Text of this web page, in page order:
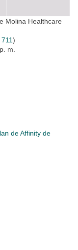
Molina Healthcare
711)
m.
de Affinity de